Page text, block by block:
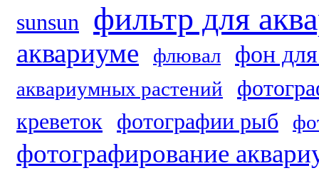
sunsun фильтр для
аквариуме флювал фон
аквариумных растений
креветок фотографии рыб
фотографирование